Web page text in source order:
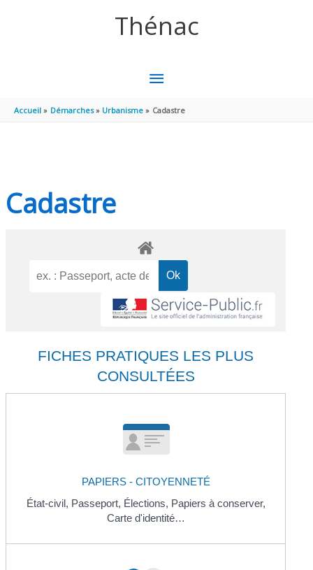
Thénac
MENU
PRINCIPAL
Accueil Démarches Urbanisme Cadastre
Cadastre
FICHES PRATIQUES LES PLUS
CONSULTÉES
PAPIERS - CITOYENNETÉ
État-civil, Passeport, Élections, Papiers à conserver,
Carte d'identité…